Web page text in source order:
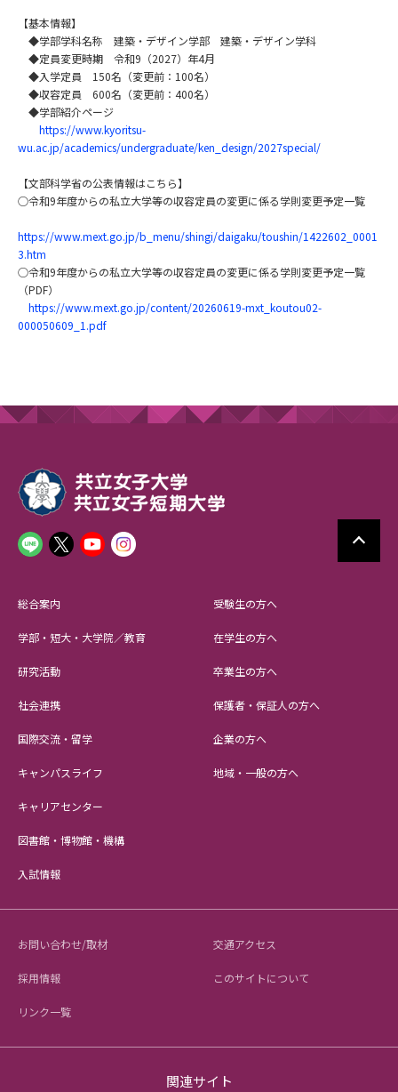
【基本情報】
◆学部学科名称 建築・デザイン学部 建築・デザイン学科
◆定員変更時期 令和9（2027）年4月
◆入学定員 150名（変更前：100名）
◆収容定員 600名（変更前：400名）
◆学部紹介ページ
https://www.kyoritsu-
wu.ac.jp/academics/undergraduate/ken_design/2027special/
【文部科学省の公表情報はこちら】
○令和9年度からの私立大学等の収容定員の変更に係る学則変更予定一覧
https://www.mext.go.jp/b_menu/shingi/daigaku/toushin/1422602_0001
3.htm
○令和9年度からの私立大学等の収容定員の変更に係る学則変更予定一覧
（PDF）
https://www.mext.go.jp/content/20260619-mxt_koutou02-
000050609_1.pdf
総合案内
学部・短大・大学院／教育
研究活動
社会連携
国際交流・留学
キャンパスライフ
キャリアセンター
図書館・博物館・機構
入試情報
受験生の方へ
在学生の方へ
卒業生の方へ
保護者・保証人の方へ
企業の方へ
地域・一般の方へ
お問い合わせ/取材 交通アクセス
採用情報 このサイトについて
リンク一覧
関連サイト